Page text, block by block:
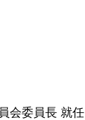
会委員長 就任